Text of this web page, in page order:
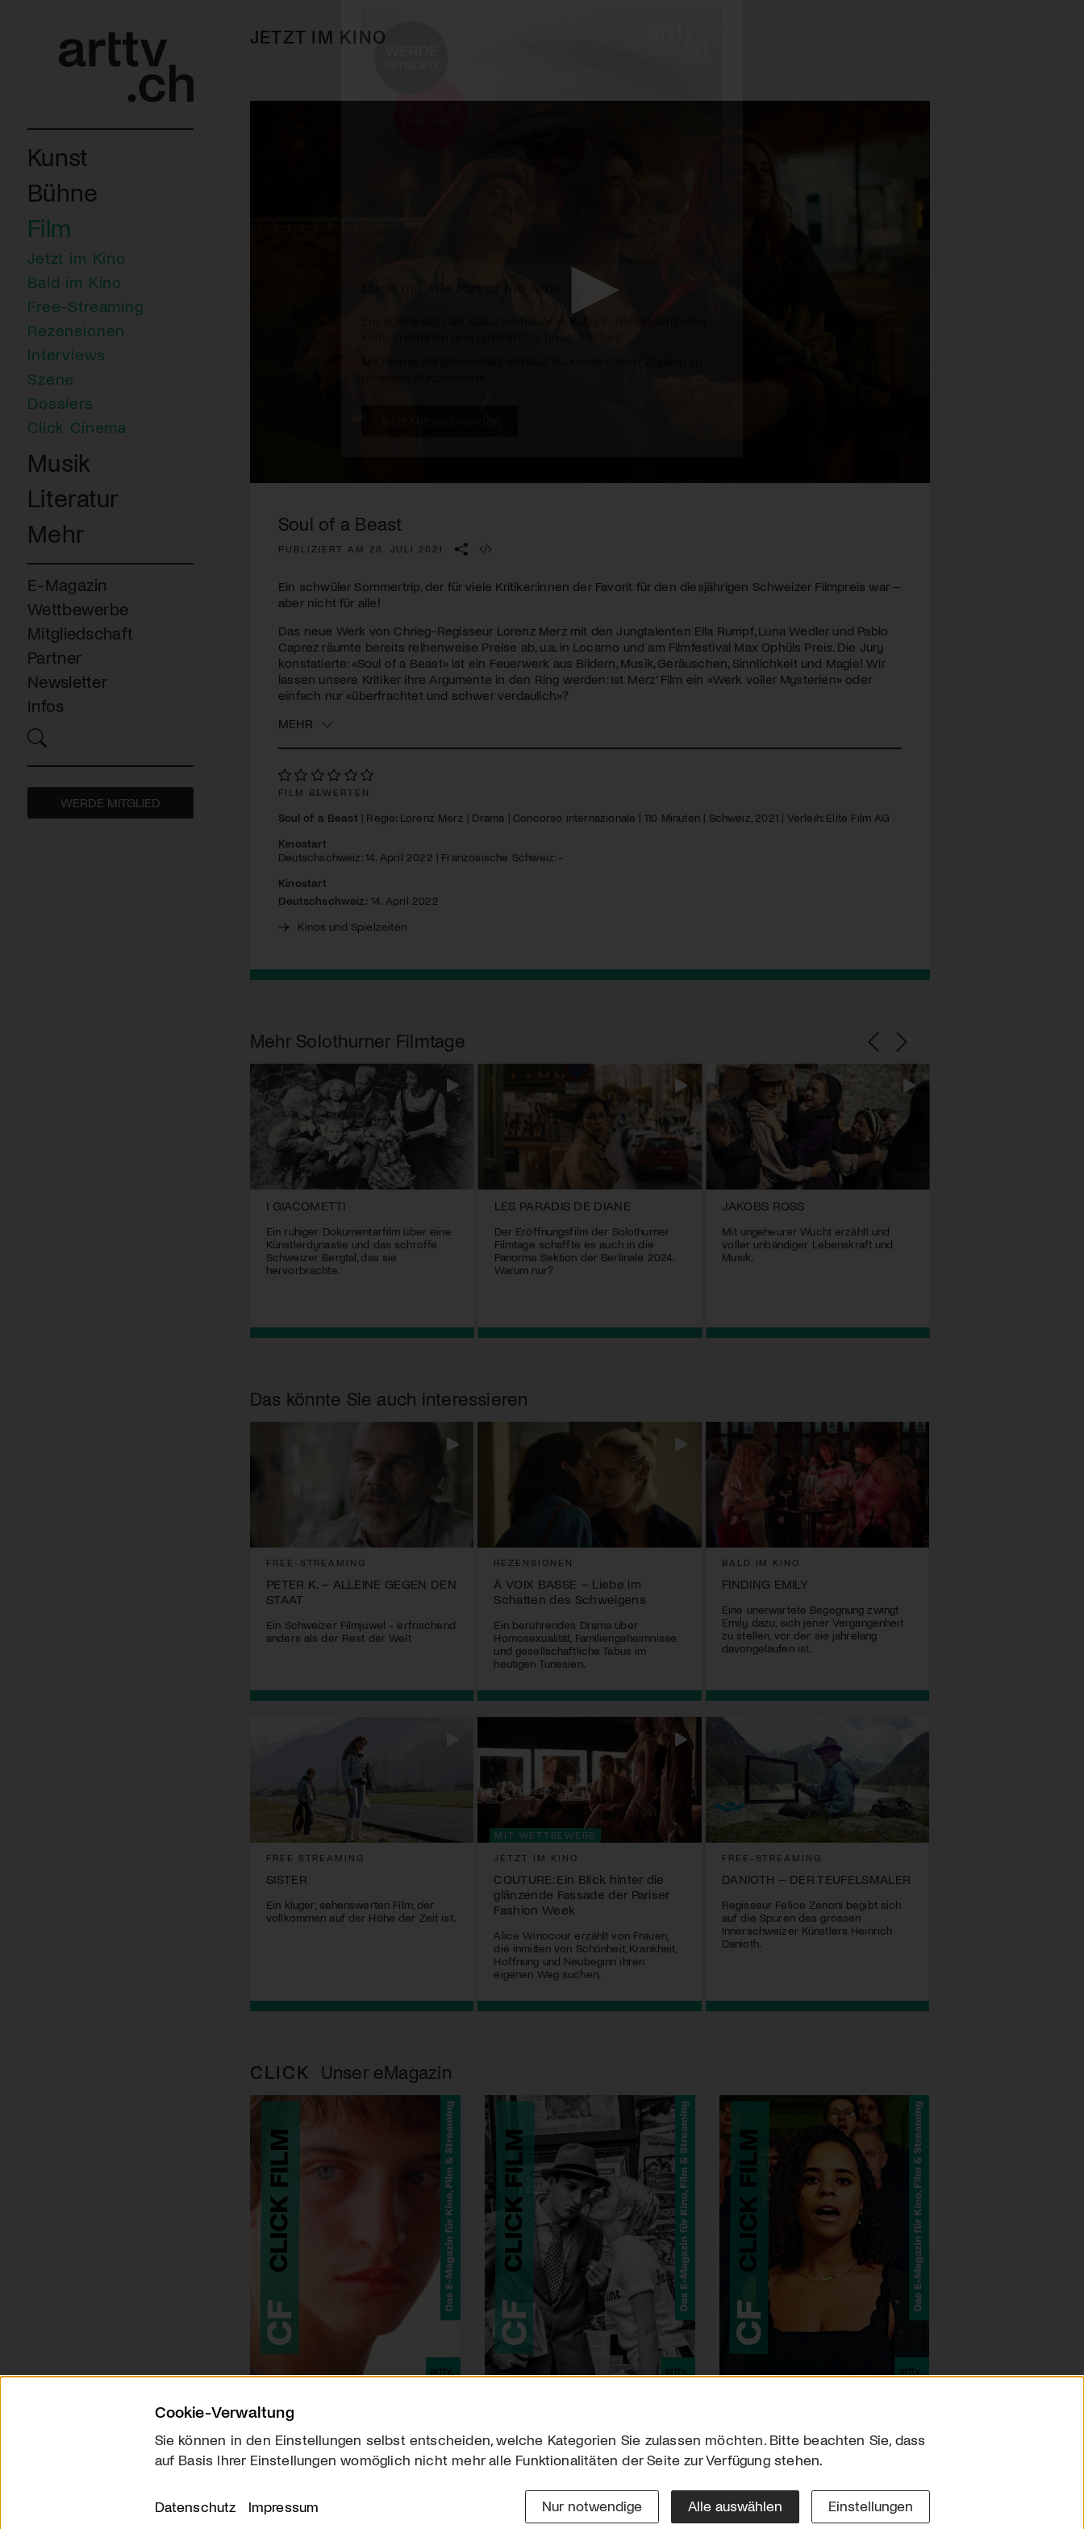
Kunst
Bühne
Film
Jetzt im Kino
Bald im Kino
Free-Streaming
Rezensionen
Interviews
Szene
Dossiers
Click Cinema
Musik
Literatur
Mehr
E-Magazin
Wettbewerbe
Mitgliedschaft
Partner
Newsletter
Infos
WERDE MITGLIED
JETZT IM KINO
Soul of a Beast
PUBLIZIERT AM 28. JULI 2021
Ein schwüler Sommertrip, der für viele Kritiker:innen der Favorit für den diesjährigen Schweizer Filmpreis war –
aber nicht für alle!
Das neue Werk von Chrieg-Regisseur Lorenz Merz mit den Jungtalenten Ella Rumpf, Luna Wedler und Pablo
Caprez räumte bereits reihenweise Preise ab, u.a. in Locarno und am Filmfestival Max Ophüls Preis. Die Jury
konstatierte: «Soul of a Beast» ist ein Feuerwerk aus Bildern, Musik, Geräuschen, Sinnlichkeit und Magie! Wir
lassen unsere Kritiker ihre Argumente in den Ring werden: Ist Merz’ Film ein «Werk voller Mysterien» oder
einfach nur «überfrachtet und schwer verdaulich»?
MEHR
FILM BEWERTEN
Soul of a Beast | Regie: Lorenz Merz | Drama | Concorso internazionale | 110 Minuten | Schweiz, 2021 | Verleih: Elite Film AG
Kinostart
Deutschschweiz: 14. April 2022 | Französische Schweiz: -
Kinostart
Deutschschweiz: 14. April 2022
Kinos und Spielzeiten
Mehr Solothurner Filmtage
I GIACOMETTI
Ein ruhiger Dokumentarfilm über eine
Künstlerdynastie und das schroffe
Schweizer Bergtal, das sie
hervorbrachte.
LES PARADIS DE DIANE
Der Eröffnungsfilm der Solothurner
Filmtage schaffte es auch in die
Panorma Sektion der Berlinale 2024.
Warum nur?
JAKOBS ROSS
Mit ungeheurer Wucht erzählt und
voller unbändiger Lebenskraft und
Musik.
Das könnte Sie auch interessieren
FREE-STREAMING
PETER K. – ALLEINE GEGEN DEN
STAAT
Ein Schweizer Filmjuwel - erfrischend
anders als der Rest der Welt
REZENSIONEN
À VOIX BASSE – Liebe im
Schatten des Schweigens
Ein berührendes Drama über
Homosexualität, Familiengeheimnisse
und gesellschaftliche Tabus im
heutigen Tunesien.
BALD IM KINO
FINDING EMILY
Eine unerwartete Begegnung zwingt
Emily dazu, sich jener Vergangenheit
zu stellen, vor der sie jahrelang
davongelaufen ist.
FREE STREAMING
SISTER
Ein kluger, sehenswerten Film, der
vollkommen auf der Höhe der Zeit ist.
MIT WETTBEWERB
JETZT IM KINO
COUTURE: Ein Blick hinter die
glänzende Fassade der Pariser
Fashion Week
Alice Winocour erzählt von Frauen,
die inmitten von Schönheit, Krankheit,
Hoffnung und Neubeginn ihren
eigenen Weg suchen.
FREE-STREAMING
DANIOTH – DER TEUFELSMALER
Regisseur Felice Zenoni begibt sich
auf die Spuren des grossen
Innerschweizer Künstlers Heinrich
Danioth.
CLICK Unser eMagazin
Über uns
Downloads
Impressum
Cookie-Verwaltung
Sie können in den Einstellungen selbst entscheiden, welche Kategorien Sie zulassen möchten. Bitte beachten Sie, dass
auf Basis Ihrer Einstellungen womöglich nicht mehr alle Funktionalitäten der Seite zur Verfügung stehen.
Datenschutz Impressum Nur notwendige Alle auswählen Einstellungen